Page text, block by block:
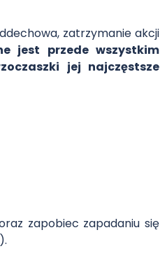
zatrzymanie akcji
jest przede wszystkim
jej najczęstsze
zapobiec zapadaniu się